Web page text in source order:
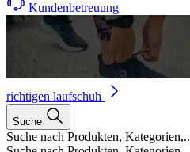
Kundenbetreuung
richtigen laufschuh
Suche
Suche nach Produkten,